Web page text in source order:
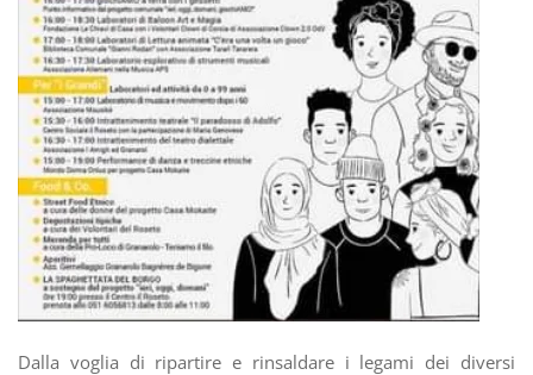
Dalla voglia di ripartire e rinsaldare i legami dei diversi